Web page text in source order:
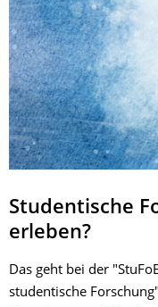
Studentische
erleben?
Das geht bei der
studentische